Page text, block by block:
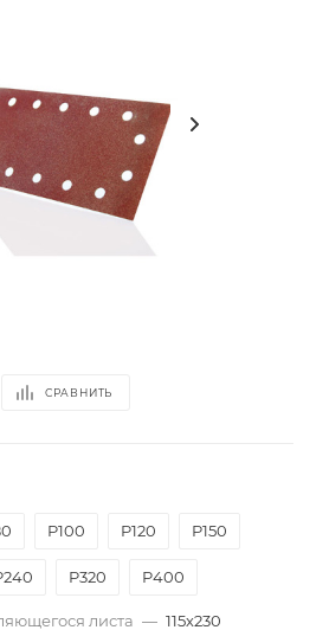
СРАВНИТЬ
P100 P120 P150
P320 P400
листа — 115х230